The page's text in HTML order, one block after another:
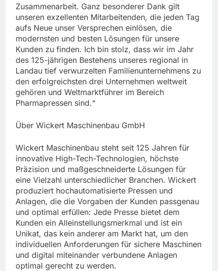
Zusammenarbeit. Ganz besonderer Dank gilt
unseren exzellenten Mitarbeitenden, die jeden Tag
aufs Neue unser Versprechen einlösen, die
modernsten und besten Lösungen für unsere
Kunden zu finden. Ich bin stolz, dass wir im Jahr
des 125-jährigen Bestehens unseres regional in
Landau tief verwurzelten Familienunternehmens zu
den erfolgreichsten drei Unternehmen weltweit
gehören und Weltmarktführer im Bereich
Pharmapressen sind.“
Über Wickert Maschinenbau GmbH
Wickert Maschinenbau steht seit 125 Jahren für
innovative High-Tech-Technologien, höchste
Präzision und maßgeschneiderte Lösungen für
eine Vielzahl unterschiedlicher Branchen. Wickert
produziert hochautomatisierte Pressen und
Anlagen, die die Vorgaben der Kunden passgenau
und optimal erfüllen: Jede Presse bietet dem
Kunden ein Alleinstellungsmerkmal und ist ein
Unikat, das kein anderer am Markt hat, um den
individuellen Anforderungen für sichere Maschinen
und digital miteinander verbundene Anlagen
optimal gerecht zu werden.